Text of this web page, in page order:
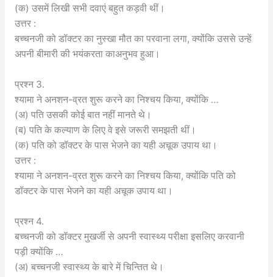
(क) उसमें लिखी सभी दवाएं बहुत कड़वी थीं।
उत्तर :
बच्चनजी को डॉक्टर का नुस्खा मौत का परवाना लगा, क्योंकि उससे उन्हें
अपनी बीमारी की भयंकरता काअनुभव हुआ।
प्रश्न 3.
श्यामा ने अनशन-व्रत शुरू करने का निश्चय किया, क्योंकि …
(अ) पति उसकी कोई बात नहीं मानते थे।
(ब) पति के कल्याण के लिए वे इसे जरूरी समझती थीं।
(क) पति को डॉक्टर के पास भेजने का यही अचूक उपाय था।
उत्तर :
श्यामा ने अनशन-व्रत शुरू करने का निश्चय किया, क्योंकि पति को
डॉक्टर के पास भेजने का यही अचूक उपाय था।
प्रश्न 4.
बच्चनजी को डॉक्टर मुखर्जी से अपनी स्वास्थ्य परीक्षा इसलिए करवानी
पड़ी क्योंकि …
(अ) बच्चनजी स्वास्थ्य के बारे में चिन्तित थे।